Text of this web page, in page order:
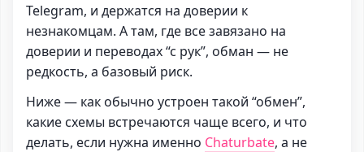
Telegram, и держатся на доверии к
незнакомцам. А там, где все завязано на
доверии и переводах “с рук”, обман — не
редкость, а базовый риск.
Ниже — как обычно устроен такой “обмен”,
какие схемы встречаются чаще всего, и что
делать, если нужна именно Chaturbate, а не